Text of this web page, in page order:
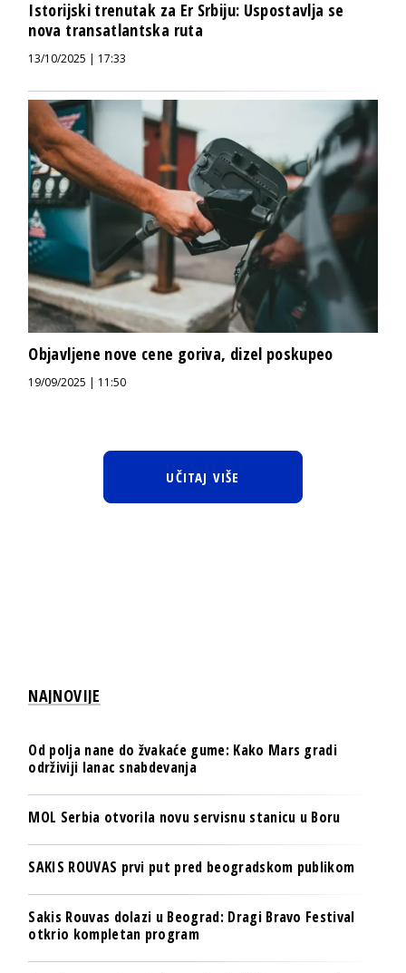
Istorijski trenutak za Er Srbiju: Uspostavlja se
nova transatlantska ruta
13/10/2025 | 17:33
Objavljene nove cene goriva, dizel poskupeo
19/09/2025 | 11:50
UČITAJ VIŠE
NAJNOVIJE
Od polja nane do žvakaće gume: Kako Mars gradi
održiviji lanac snabdevanja
MOL Serbia otvorila novu servisnu stanicu u Boru
SAKIS ROUVAS prvi put pred beogradskom publikom
Sakis Rouvas dolazi u Beograd: Dragi Bravo Festival
otkrio kompletan program